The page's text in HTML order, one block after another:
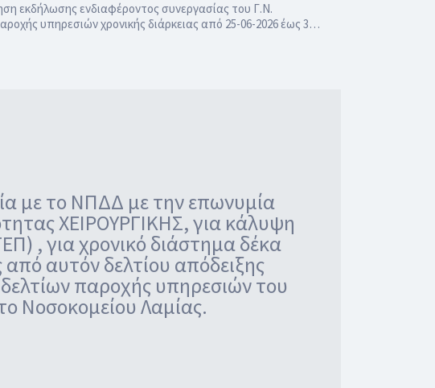
εκδήλωσης ενδιαφέροντος συνεργασίας του Γ.Ν.
υπηρεσιών χρονικής διάρκειας από 25-06-2026 έως 3…
με το ΝΠΔΔ με την επωνυμία
ΧΕΙΡΟΥΡΓΙΚΗΣ, για κάλυψη
, για χρονικό διάστημα δέκα
αυτόν δελτίου απόδειξης
παροχής υπηρεσιών του
Νοσοκομείου Λαμίας.